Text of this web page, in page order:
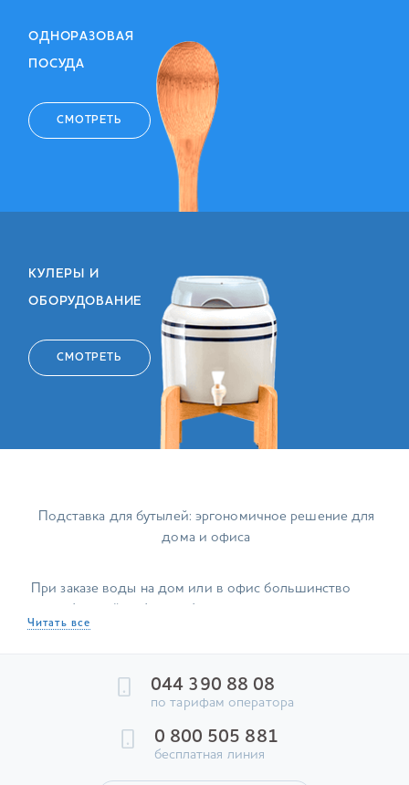
ОДНОРАЗОВАЯ
ПОСУДА
СМОТРЕТЬ
КУЛЕРЫ И
ОБОРУДОВАНИЕ
СМОТРЕТЬ
Подставка для бутылей: эргономичное решение для
дома и офиса
При заказе воды на дом или в офис большинство
объема (19 л). Это выгодно и удобно, но возникает
место в шкафах или кладовке. Решить проблему
бутылей, представленные в каталоге интернет-
магазина My Water Shop!
Читать все
044 390 88 08
по тарифам оператора
0 800 505 881
бесплатная линия